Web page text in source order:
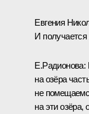
Евгения
И получается
Е.Радионова:
на озёра
не
на эти